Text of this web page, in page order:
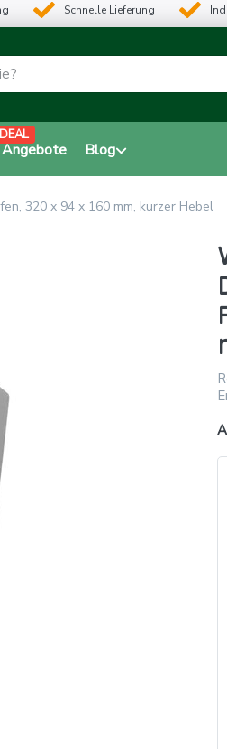
Schnelle Lieferung
Angebote
DEAL
Blog
320 x 94 x 160 mm, kurzer Hebel